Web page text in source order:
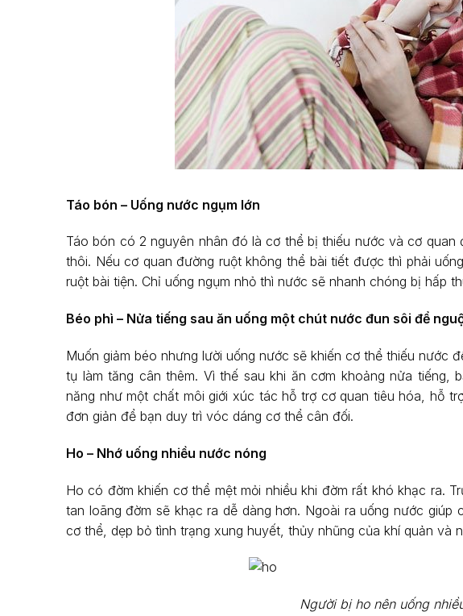
Táo bón – Uống nước ngụm lớn
Táo bón có 2 nguyên nhân đó là cơ thể bị thiếu nước và cơ
thôi. Nếu cơ quan đường ruột không thể bài tiết được thì phải
ruột bài tiện. Chỉ uống ngụm nhỏ thì nước sẽ nhanh chóng bị hấp
Béo phì – Nửa tiếng sau ăn uống một chút nước đun sôi để
Muốn giảm béo nhưng lười uống nước sẽ khiến cơ thể thiếu nước
tụ làm tăng cân thêm. Vì thế sau khi ăn cơm khoảng nửa
năng như một chất môi giới xúc tác hỗ trợ cơ quan tiêu hóa, hỗ
đơn giản để bạn duy trì vóc dáng cơ thể cân đối.
Ho – Nhớ uống nhiều nước nóng
Ho có đờm khiến cơ thể mệt mỏi nhiều khi đờm rất khó khạc ra.
tan loãng đờm sẽ khạc ra dễ dàng hơn. Ngoài ra uống nước
cơ thể, dẹp bỏ tình trạng xung huyết, thủy nhũng của khí quản và
Người bị ho nên uống